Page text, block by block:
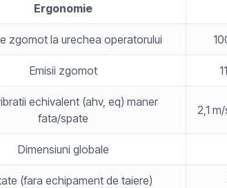
Ergonomie
zgomot la urechea operatorului
Emisii zgomot
echivalent (ahv, eq) maner
fata/spate
2,1
Dimensiuni globale
(fara echipament de taiere)